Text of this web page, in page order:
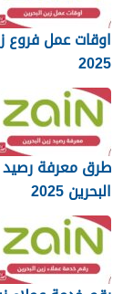
اوقات عمل فروع
2025
طرق معرفة رصيد
البحرين 2025